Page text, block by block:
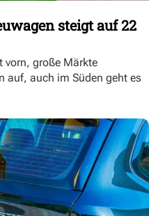
steigt auf 22
vorn, große Märkte
auf, auch im Süden geht es